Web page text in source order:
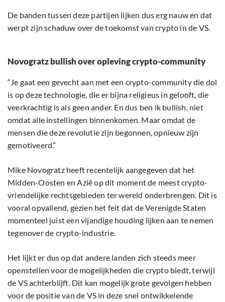
De banden tussen deze partijen lijken dus erg nauw en dat
werpt zijn schaduw over de toekomst van crypto in de VS.
Novogratz bullish over opleving crypto-community
“Je gaat een gevecht aan met een crypto-community die dol
is op deze technologie, die er bijna religieus in gelooft, die
veerkrachtig is als geen ander. En dus ben ik bullish, niet
omdat alle instellingen binnenkomen. Maar omdat de
mensen die deze revolutie zijn begonnen, opnieuw zijn
gemotiveerd.”
Mike Novogratz heeft recentelijk aangegeven dat het
Midden-Oosten en Azië op dit moment de meest crypto-
vriendelijke rechtsgebieden ter wereld onderbrengen. Dit is
vooral opvallend, gezien het feit dat de Verenigde Staten
momenteel juist een vijandige houding lijken aan te nemen
tegenover de crypto-industrie.
Het lijkt er dus op dat andere landen zich steeds meer
openstellen voor de mogelijkheden die crypto biedt, terwijl
de VS achterblijft. Dit kan mogelijk grote gevolgen hebben
voor de positie van de VS in deze snel ontwikkelende